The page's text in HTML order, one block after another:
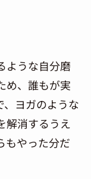
ような自分磨
め、誰もが実
、ヨガのような
解消するうえ
もやった分だ